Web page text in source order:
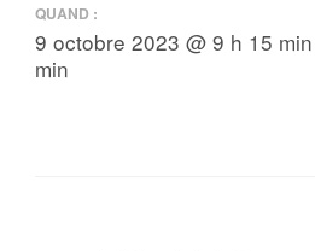
QUAND :
9 octobre 2023 @ 9 h 15
min